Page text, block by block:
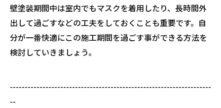
壁塗装期間中は室内でもマスクを着用したり、長時間外
出して過ごすなどの工夫をしておくことも重要です。自
分が一番快適にこの施工期間を過ごす事ができる方法を
検討していきましょう。
--------------------------------------------------------------------
--